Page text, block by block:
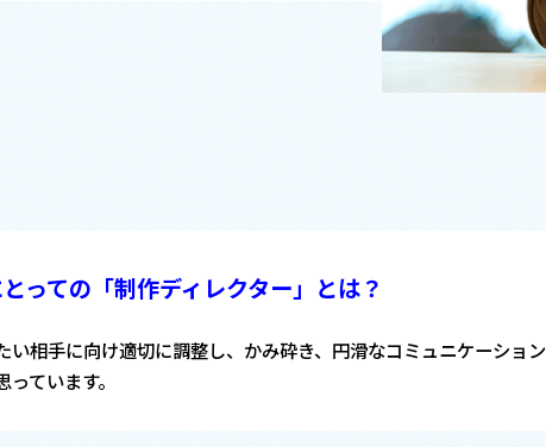
っての 「制作ディレクター」とは？
い相手に向け適切に調整し、かみ砕き、円滑なコミュニケーショ
ています。